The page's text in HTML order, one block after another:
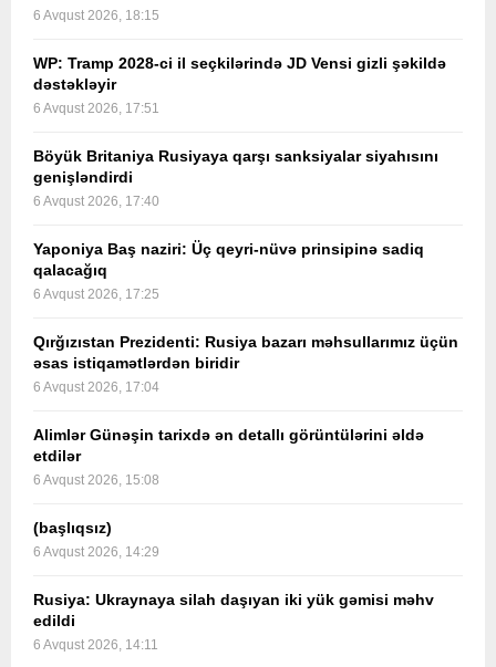
6 Avqust 2026, 18:15
WP: Tramp 2028-ci il seçkilərində JD Vensi gizli şəkildə
dəstəkləyir
6 Avqust 2026, 17:51
Böyük Britaniya Rusiyaya qarşı sanksiyalar siyahısını
genişləndirdi
6 Avqust 2026, 17:40
Yaponiya Baş naziri: Üç qeyri-nüvə prinsipinə sadiq
qalacağıq
6 Avqust 2026, 17:25
Qırğızıstan Prezidenti: Rusiya bazarı məhsullarımız üçün
əsas istiqamətlərdən biridir
6 Avqust 2026, 17:04
Alimlər Günəşin tarixdə ən detallı görüntülərini əldə
etdilər
6 Avqust 2026, 15:08
(başlıqsız)
6 Avqust 2026, 14:29
Rusiya: Ukraynaya silah daşıyan iki yük gəmisi məhv
edildi
6 Avqust 2026, 14:11